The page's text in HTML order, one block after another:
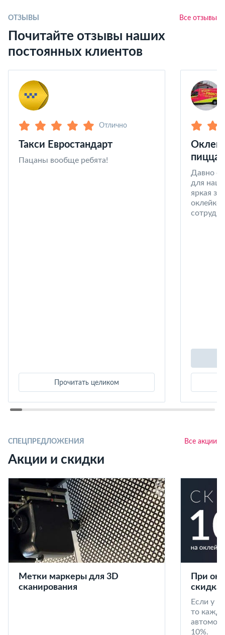
ОТЗЫВЫ Все отзывы
Почитайте отзывы наших
постоянных клиентов
Отлично
Такси Евростандарт
Пацаны вообще ребята!
Прочитать целиком
пицца
Давно
для
яркая
оклейке
СПЕЦПРЕДЛОЖЕНИЯ Все акции
Акции и скидки
Метки маркеры для 3D
сканирования
При
скидка
Если у
то
10%.